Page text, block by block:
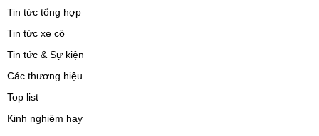
Tin tức tổng hợp
Tin tức xe cộ
Tin tức & Sự kiện
Các thương hiệu
Top list
Kinh nghiệm hay